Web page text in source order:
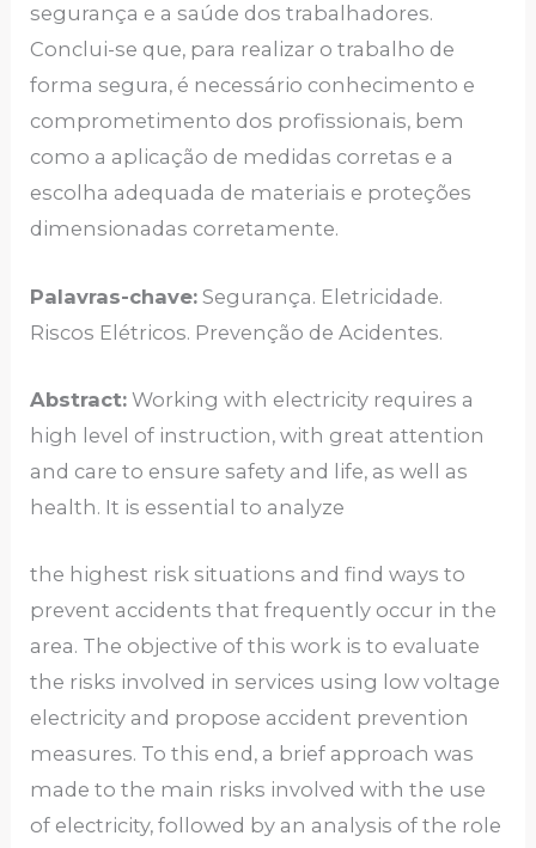
segurança e a saúde dos trabalhadores.
Conclui-se que, para realizar o trabalho de
forma segura, é necessário conhecimento e
comprometimento dos profissionais, bem
como a aplicação de medidas corretas e a
escolha adequada de materiais e proteções
dimensionadas corretamente.
Palavras-chave: Segurança. Eletricidade.
Riscos Elétricos. Prevenção de Acidentes.
Abstract: Working with electricity requires a
high level of instruction, with great attention
and care to ensure safety and life, as well as
health. It is essential to analyze
the highest risk situations and find ways to
prevent accidents that frequently occur in the
area. The objective of this work is to evaluate
the risks involved in services using low voltage
electricity and propose accident prevention
measures. To this end, a brief approach was
made to the main risks involved with the use
of electricity, followed by an analysis of the role